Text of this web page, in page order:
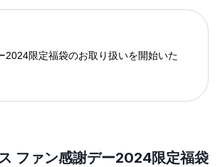
2024限定福袋のお取り扱いを開始いた
ファン感謝デー2024限定福袋